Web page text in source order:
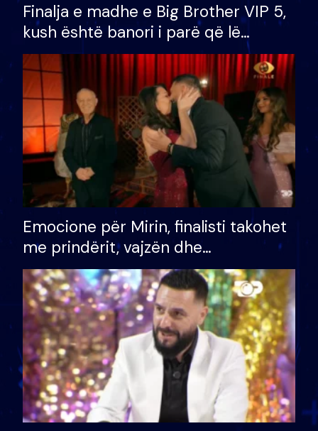
Finalja e madhe e Big Brother VIP 5,
kush është banori i parë që lë
shtëpinë dhe humb mundësinë për
të fituar çmimin e madh
Emocione për Mirin, finalisti takohet
me prindërit, vajzën dhe
bashkëshorten: S’kemi ndonjë letër
divorci apo jo?